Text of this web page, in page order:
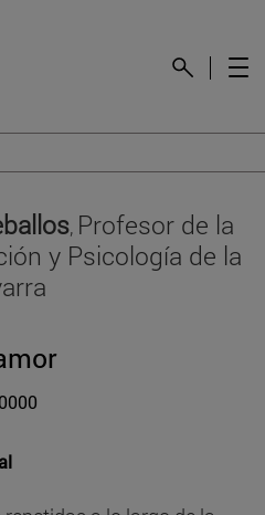
, Profesor de la
y Psicología de la